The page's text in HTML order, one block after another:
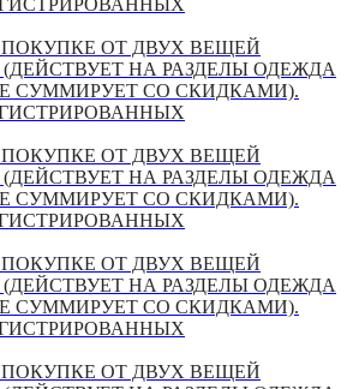
ПОКУПКЕ ОТ ДВУХ ВЕЩЕЙ
НА РАЗДЕЛЫ ОДЕЖДА
СУММИРУЕТ СО СКИДКАМИ).
ПОКУПКЕ ОТ ДВУХ ВЕЩЕЙ
НА РАЗДЕЛЫ ОДЕЖДА
СУММИРУЕТ СО СКИДКАМИ).
ПОКУПКЕ ОТ ДВУХ ВЕЩЕЙ
НА РАЗДЕЛЫ ОДЕЖДА
СУММИРУЕТ СО СКИДКАМИ).
ПОКУПКЕ ОТ ДВУХ ВЕЩЕЙ